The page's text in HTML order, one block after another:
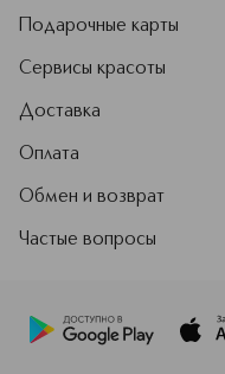
Подарочные карты
Сервисы красоты
Доставка
Оплата
Обмен и возврат
Частые вопросы